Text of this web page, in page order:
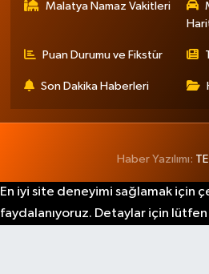
Malatya Namaz Vakitleri
Puan Durumu ve Fikstür
Son Dakika Haberleri
Haber Yazılımı:
En iyi site deneyimi sağlamak için
faydalanıyoruz. Detaylar için lütfen